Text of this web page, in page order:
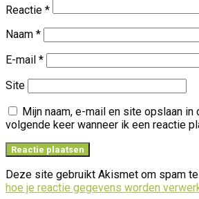
Reactie *
Naam *
E-mail *
Site
Mijn naam, e-mail en site opslaan
volgende keer wanneer ik een reactie
Deze site gebruikt Akismet om spam
hoe je reactie gegevens worden